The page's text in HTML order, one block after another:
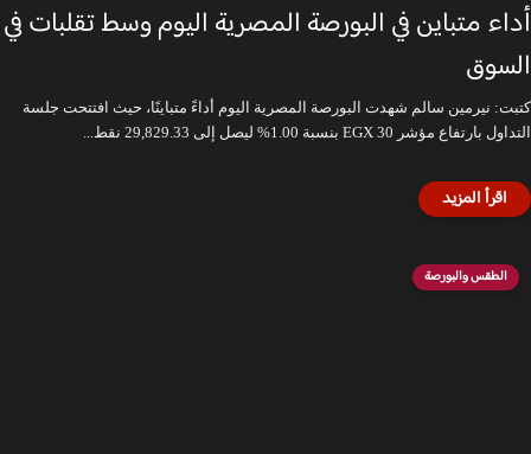
أداء متباين في البورصة المصرية اليوم وسط تقلبات في
السوق
كتبت: نيرمين سالم شهدت البورصة المصرية اليوم أداءً متباينًا، حيث افتتحت جلسة
التداول بارتفاع مؤشر EGX 30 بنسبة 1.00% ليصل إلى 29,829.33 نقط...
الطقس والبورصة